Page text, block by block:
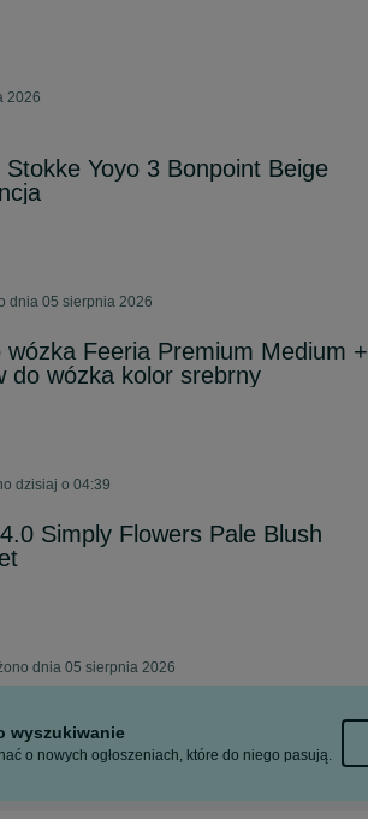
2026
Yoyo 3 Bonpoint Beige
dnia 05 sierpnia 2026
wózka Feeria Premium Medium +
do wózka kolor srebrny
dzisiaj o 04:39
Simply Flowers Pale Blush
dnia 05 sierpnia 2026
wyszukiwanie
o nowych ogłoszeniach, które do niego pasują.